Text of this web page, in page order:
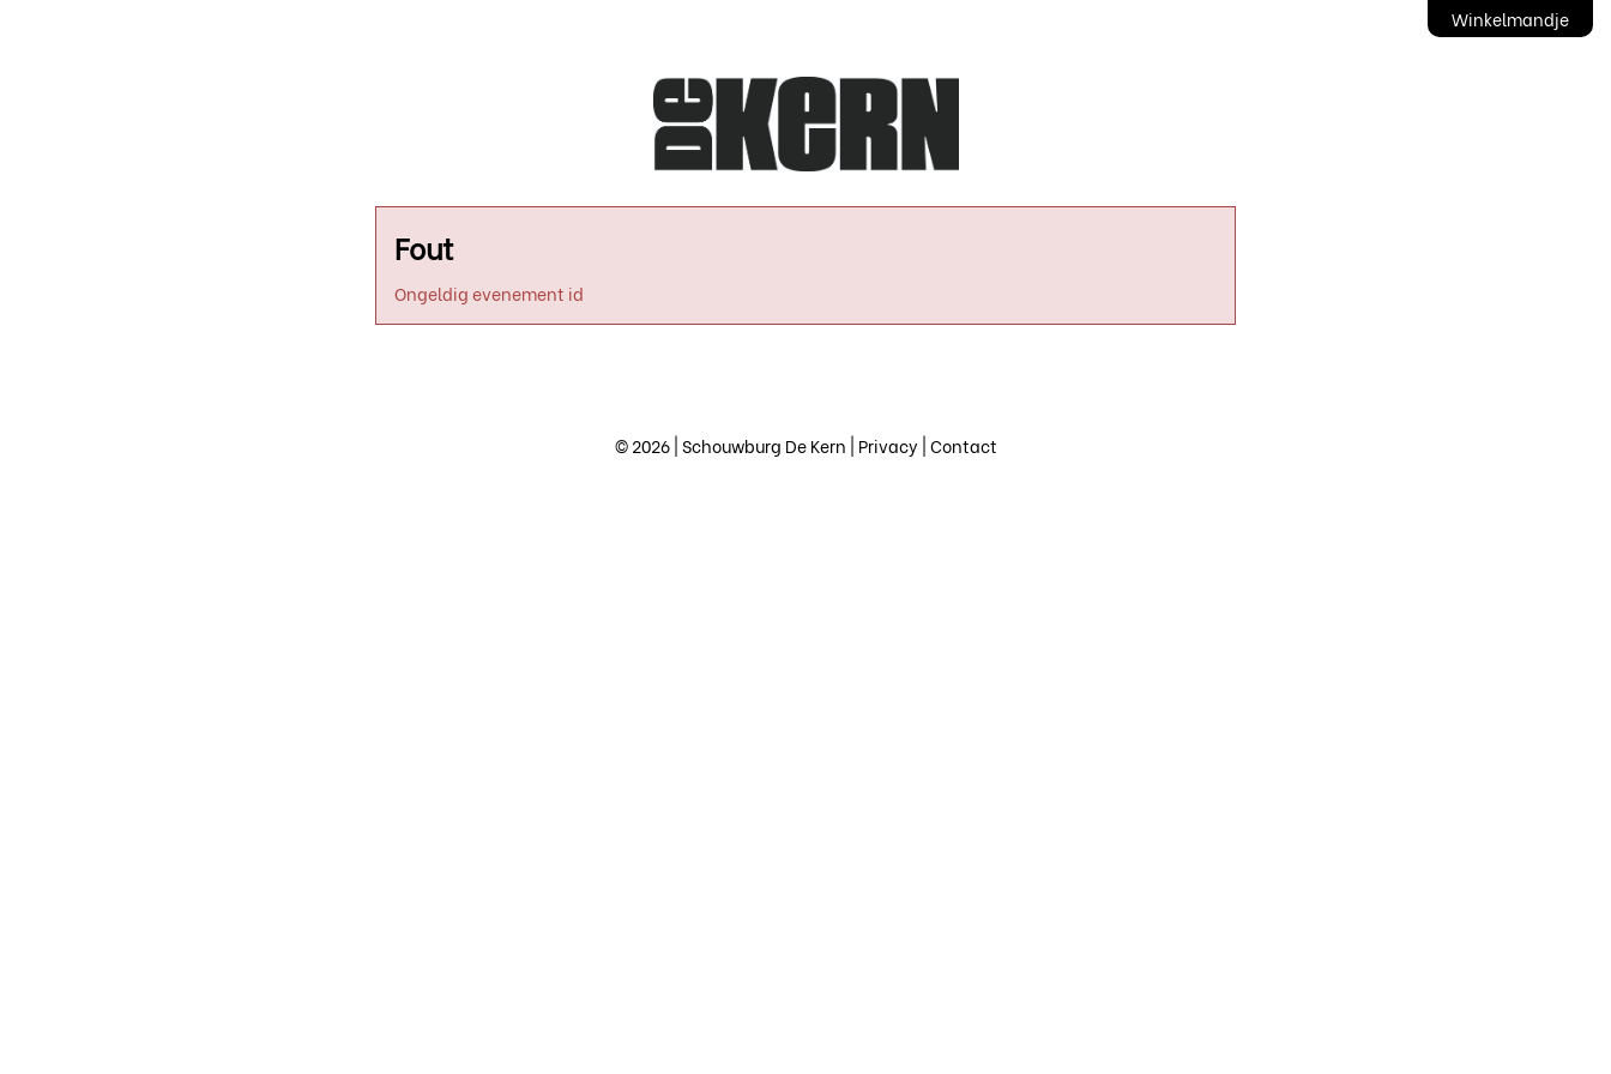
Winkelmandje
Fout
Ongeldig evenement id
© 2026 | Schouwburg De Kern | Privacy Contact